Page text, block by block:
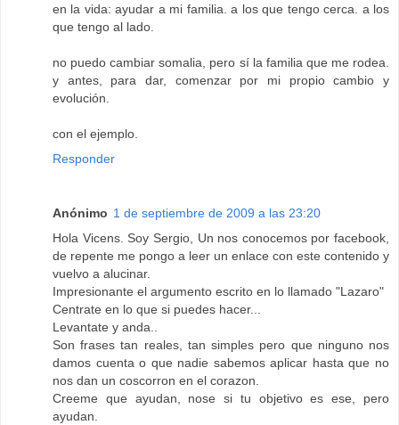
en la vida: ayudar a mi familia. a los que tengo cerca. a los
que tengo al lado.
no puedo cambiar somalia, pero sí la familia que me rodea.
y antes, para dar, comenzar por mi propio cambio y
evolución.
con el ejemplo.
Responder
Anónimo 1 de septiembre de 2009 a las 23:20
Hola Vicens. Soy Sergio, Un nos conocemos por facebook,
de repente me pongo a leer un enlace con este contenido y
vuelvo a alucinar.
Impresionante el argumento escrito en lo llamado "Lazaro"
Centrate en lo que si puedes hacer...
Levantate y anda..
Son frases tan reales, tan simples pero que ninguno nos
damos cuenta o que nadie sabemos aplicar hasta que no
nos dan un coscorron en el corazon.
Creeme que ayudan, nose si tu objetivo es ese, pero
ayudan.